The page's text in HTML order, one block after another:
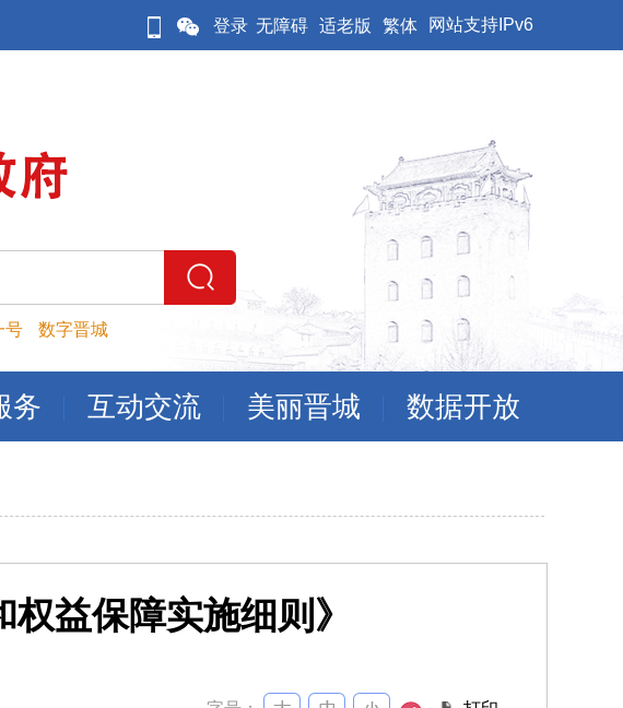
登录 无障碍 适老版 繁体 网站支持IPv6
号 数字晋城
务 互动交流 美丽晋城 数据开放
益保障实施细则》